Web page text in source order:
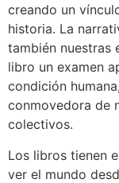
creando un
historia. La
también nuestras
libro un examen
condición
conmovedora de
colectivos.
Los libros tienen
ver el mundo